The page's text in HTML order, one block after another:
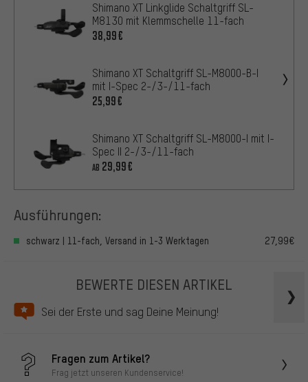
Shimano XT Linkglide Schaltgriff SL-
M8130 mit Klemmschelle 11-fach
38,99€
Shimano XT Schaltgriff SL-M8000-B-I
mit I-Spec 2-/3-/11-fach
25,99€
Shimano XT Schaltgriff SL-M8000-I mit I-
Spec II 2-/3-/11-fach
AB 29,99€
Ausführungen:
schwarz | 11-fach, Versand in 1-3 Werktagen 27,99€
BEWERTE DIESEN ARTIKEL
Sei der Erste und sag Deine Meinung!
Fragen zum Artikel?
Frag jetzt unseren Kundenservice!